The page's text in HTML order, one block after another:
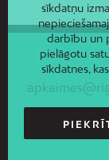
sīkdatņu
darbību un
pielāgotu
sīkdatnes,